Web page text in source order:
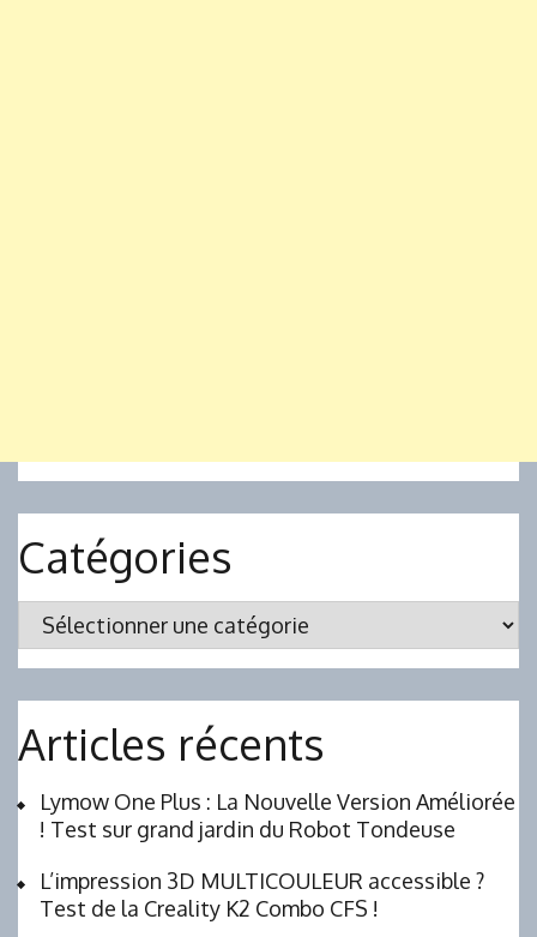
Catégories
Catégories
Articles récents
Lymow One Plus : La Nouvelle Version Améliorée
! Test sur grand jardin du Robot Tondeuse
L’impression 3D MULTICOULEUR accessible ?
Test de la Creality K2 Combo CFS !